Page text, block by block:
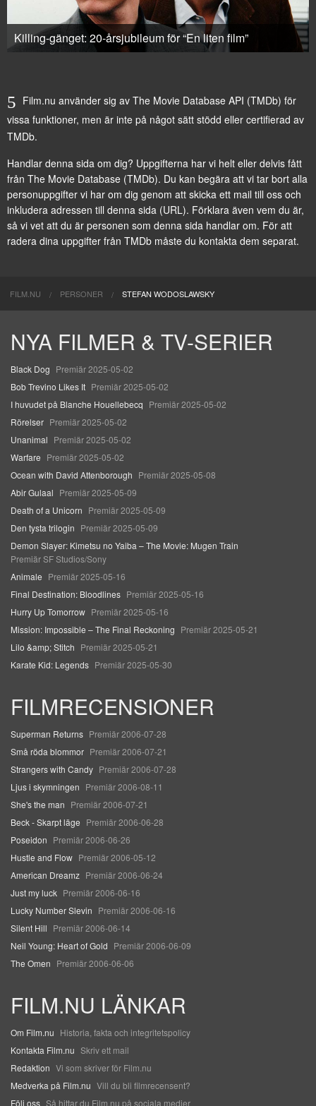
Killing-gänget: 20-årsjubileum för “En liten film”
Film.nu använder sig av The Movie Database API (TMDb) för
vissa funktioner, men är inte på något sätt stödd eller certifierad av
TMDb.
Handlar denna sida om dig? Uppgifterna har vi helt eller delvis fått
från The Movie Database (TMDb). Du kan begära att vi tar bort alla
personuppgifter vi har om dig genom att skicka ett mail till oss och
inkludera adressen till denna sida (URL). Förklara även vem du är,
så vi vet att du är personen som denna sida handlar om. För att
radera dina uppgifter från TMDb måste du kontakta dem separat.
FILM.NU PERSONER STEFAN WODOSLAWSKY
NYA FILMER & TV-SERIER
Black Dog Premiär 2025-05-02
Bob Trevino Likes It Premiär 2025-05-02
I huvudet på Blanche Houellebecq Premiär 2025-05-02
Rörelser Premiär 2025-05-02
Unanimal Premiär 2025-05-02
Warfare Premiär 2025-05-02
Ocean with David Attenborough Premiär 2025-05-08
Abir Gulaal Premiär 2025-05-09
Death of a Unicorn Premiär 2025-05-09
Den tysta trilogin Premiär 2025-05-09
Demon Slayer: Kimetsu no Yaiba – The Movie: Mugen Train
Premiär SF Studios/Sony
Animale Premiär 2025-05-16
Final Destination: Bloodlines Premiär 2025-05-16
Hurry Up Tomorrow Premiär 2025-05-16
Mission: Impossible – The Final Reckoning Premiär 2025-05-21
Lilo &amp; Stitch Premiär 2025-05-21
Karate Kid: Legends Premiär 2025-05-30
FILMRECENSIONER
Superman Returns Premiär 2006-07-28
Små röda blommor Premiär 2006-07-21
Strangers with Candy Premiär 2006-07-28
Ljus i skymningen Premiär 2006-08-11
She's the man Premiär 2006-07-21
Beck - Skarpt läge Premiär 2006-06-28
Poseidon Premiär 2006-06-26
Hustle and Flow Premiär 2006-05-12
American Dreamz Premiär 2006-06-24
Just my luck Premiär 2006-06-16
Lucky Number Slevin Premiär 2006-06-16
Silent Hill Premiär 2006-06-14
Neil Young: Heart of Gold Premiär 2006-06-09
The Omen Premiär 2006-06-06
FILM.NU LÄNKAR
Om Film.nu Historia, fakta och integritetspolicy
Kontakta Film.nu Skriv ett mail
Redaktion Vi som skriver för Film.nu
Medverka på Film.nu Vill du bli filmrecensent?
Följ oss Så hittar du Film.nu på sociala medier